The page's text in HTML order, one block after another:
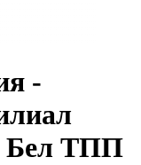
-
Бел ТПП